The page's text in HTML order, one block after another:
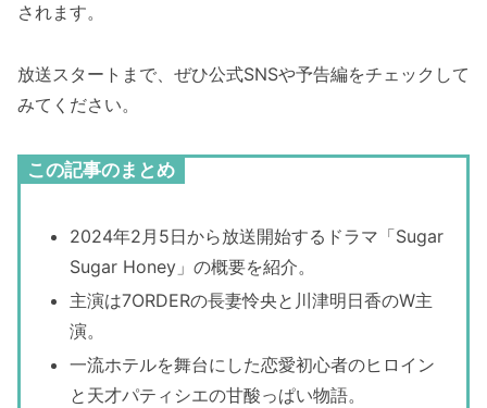
されます。
放送スタートまで、ぜひ公式SNSや予告編をチェックして
みてください。
この記事のまとめ
2024年2月5日から放送開始するドラマ「Sugar
Sugar Honey」の概要を紹介。
主演は7ORDERの長妻怜央と川津明日香のW主
演。
一流ホテルを舞台にした恋愛初心者のヒロイン
と天才パティシエの甘酸っぱい物語。